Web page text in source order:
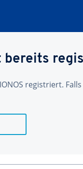
bereits
registriert.